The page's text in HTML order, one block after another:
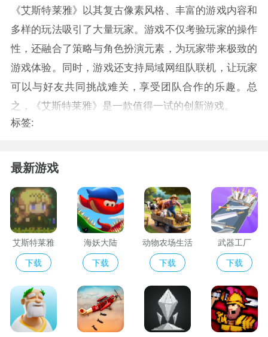
《艾斯特莱雅》以其复古像素风格、丰富的游戏内容和
多样的玩法吸引了大量玩家。游戏不仅考验玩家的操作
性，还融合了策略与角色扮演元素，为玩家带来极致的
游戏体验。同时，游戏还支持局域网组队联机，让玩家
可以与好友共同挑战难关，享受团队合作的乐趣。总
之，《艾斯特莱雅》是一款值得一试的创新游戏。
标签:
最新游戏
艾斯特莱雅
下载
海妖大陆
下载
动物农场生活
下载
武器工厂
下载